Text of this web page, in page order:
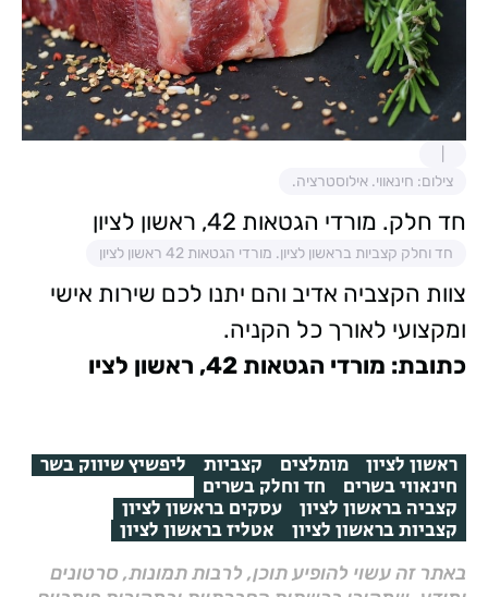
צילום: חינאווי. אילוסטרציה.
חד חלק. מורדי הגטאות 42, ראשון לציון
חד וחלק קצביות בראשון לציון. מורדי הגטאות 42 ראשון לציון
צוות הקצביה אדיב והם יתנו לכם שירות אישי
ומקצועי לאורך כל הקניה.
כתובת: מורדי הגטאות 42, ראשון לציו
ראשון לציון מומלצים קצביות ליפשיץ שיווק בשר
חינאווי בשרים חד וחלק בשרים
קצביה בראשון לציון עסקים בראשון לציון
קצביות בראשון לציון אטליז בראשון לציון
באתר זה עשוי להופיע תוכן, לרבות תמונות, סרטונים